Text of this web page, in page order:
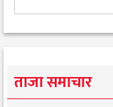
ताजा समाचार